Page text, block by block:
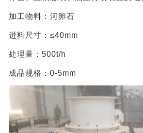
加工物料：河卵石
进料尺寸：≤40mm
处理量：500t/h
成品规格：0-5mm